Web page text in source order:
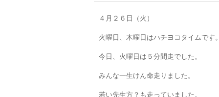
４月２６日（火）
火曜日、木曜日はハチヨコタイムです
今日、火曜日は５分間走でした。
みんな一生けん命走りました。
若い先生方？も走っていました。